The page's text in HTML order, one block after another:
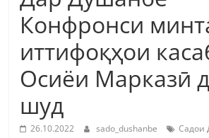
Конфронси
иттифоқҳои
Осиёи Марказӣ
шуд
26.10.2022 sado_dushanbe Садои